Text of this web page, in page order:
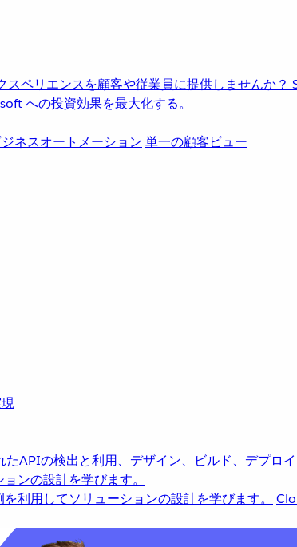
ペリエンスを顧客や従業員に提供しませんか？
への投資効果を最大化する。
ジネスオートメーション 単一の顧客ビュー
APIの検出と利用、デザイン、ビルド、デプロイ
ンの設計を学びます。
利用してソリューションの設計を学びます。